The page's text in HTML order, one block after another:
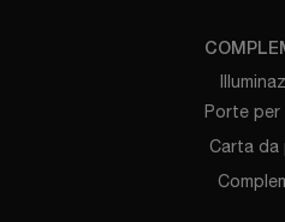
Porte per
Carta da